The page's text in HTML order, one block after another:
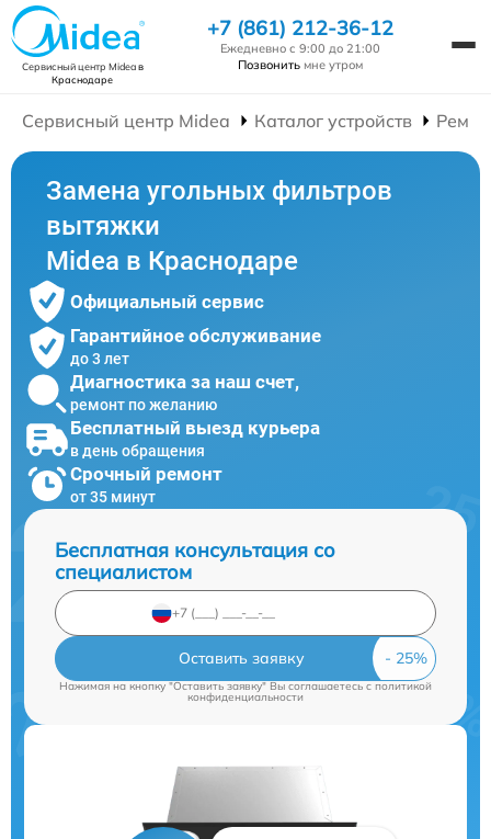
Сервисный центр Mideaв
Краснодаре
+7 (861) 212-36-12
Ежедневно с 9:00 до 21:00
Позвонить мне утром
Сервисный центр Midea Каталог устройств
Замена угольных фильтров
вытяжки
Midea в Краснодаре
Официальный сервис
Гарантийное обслуживание
до 3 лет
Диагностика за наш счет,
ремонт по желанию
Бесплатный выезд курьера
в день обращения
Срочный ремонт
от 35 минут
Бесплатная консультация со
специалистом
Оставить заявку
Нажимая на кнопку "Оставить заявку" Вы соглашаетесь cполитикой
конфиденциальности